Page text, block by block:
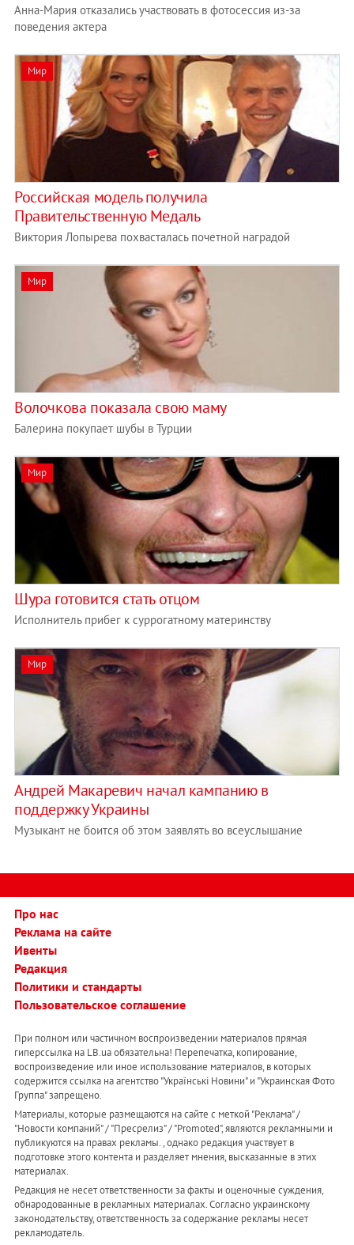
Анна-Мария отказались участвовать в фотосессия из-за
поведения актера
Мир
Российская модель получила
Правительственную Медаль
Виктория Лопырева похвасталась почетной наградой
Мир
Волочкова показала свою маму
Балерина покупает шубы в Турции
Мир
Шура готовится стать отцом
Исполнитель прибег к суррогатному материнству
Мир
Андрей Макаревич начал кампанию в
поддержку Украины
Музыкант не боится об этом заявлять во всеуслышание
Про нас
Реклама на сайте
Ивенты
Редакция
Политики и стандарты
Пользовательское соглашение
При полном или частичном воспроизведении материалов прямая
гиперссылка на LB.ua обязательна! Перепечатка, копирование,
воспроизведение или иное использование материалов, в которых
содержится ссылка на агентство "Українськi Новини" и "Украинская Фото
Группа" запрещено.
Материалы, которые размещаются на сайте с меткой "Реклама" /
"Новости компаний" / "Пресрелиз" / "Promoted", являются рекламными и
публикуются на правах рекламы. , однако редакция участвует в
подготовке этого контента и разделяет мнения, высказанные в этих
материалах.
Редакция не несет ответственности за факты и оценочные суждения,
обнародованные в рекламных материалах. Согласно украинскому
законодательству, ответственность за содержание рекламы несет
рекламодатель.